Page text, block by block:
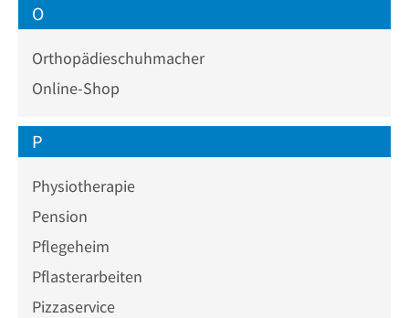
O
Orthopädieschuhmacher
Online-Shop
P
Physiotherapie
Pension
Pflegeheim
Pflasterarbeiten
Pizzaservice